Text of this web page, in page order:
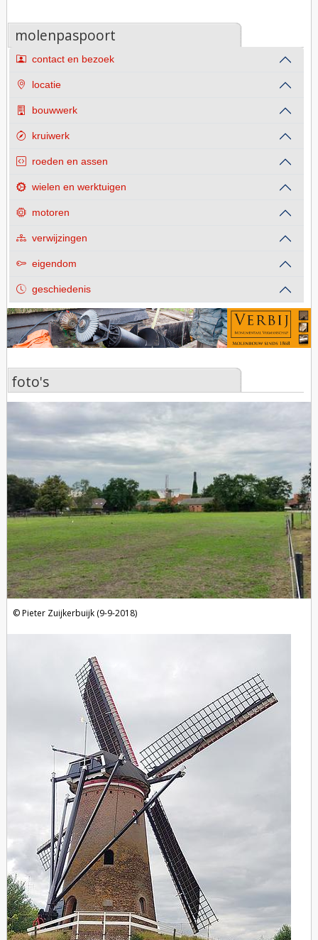
molenpaspoort
contact en bezoek
locatie
bouwwerk
kruiwerk
roeden en assen
wielen en werktuigen
motoren
verwijzingen
eigendom
geschiedenis
foto's
foto's
Pieter Zuijkerbuijk (9-9-2018)